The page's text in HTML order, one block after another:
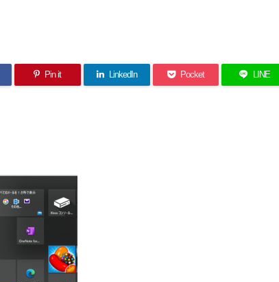
Pin it LinkedIn Pocket LINE